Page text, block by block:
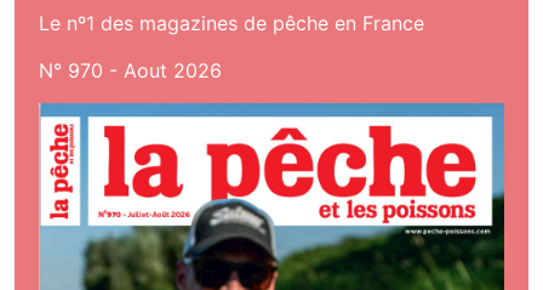
Le nº1 des magazines de pêche en France
N° 970 - Aout 2026